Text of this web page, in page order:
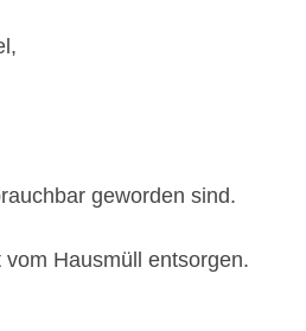
geworden sind.
Hausmüll entsorgen.